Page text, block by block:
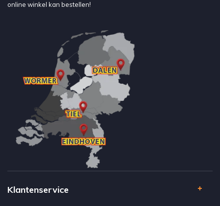
online winkel kan bestellen!
Klantenservice